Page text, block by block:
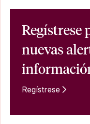
Regístrese
nuevas
Regístrese